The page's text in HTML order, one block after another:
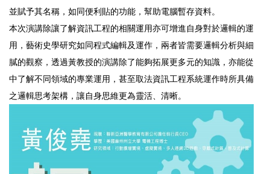
並賦予其名稱，如同便利貼的功能，幫助電腦暫存資料。
本次演講除讓了解資訊工程的相關運用亦可增進自身對於邏輯的運
用，藝術史學研究如同程式編輯及運作，兩者皆需要邏輯分析與細
膩的觀察，透過黃教授的演講除了能夠拓展更多元的知識，亦能從
中了解不同領域的專業運用，甚至取法資訊工程系統運作時所具備
之邏輯思考架構，讓自身思維更為靈活、清晰。